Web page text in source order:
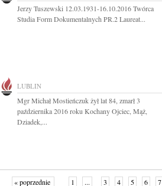
Jerzy Tuszewski 12.03.1931-16.10.2016 Twórca
Studia Form Dokumentalnych PR.2 Laureat...
LUBLIN
Mgr Michał Mostieńczuk żył lat 84, zmarł 3
października 2016 roku Kochany Ojciec, Mąż,
Dziadek,...
« poprzednie 1 ... 3 4 5 6 7